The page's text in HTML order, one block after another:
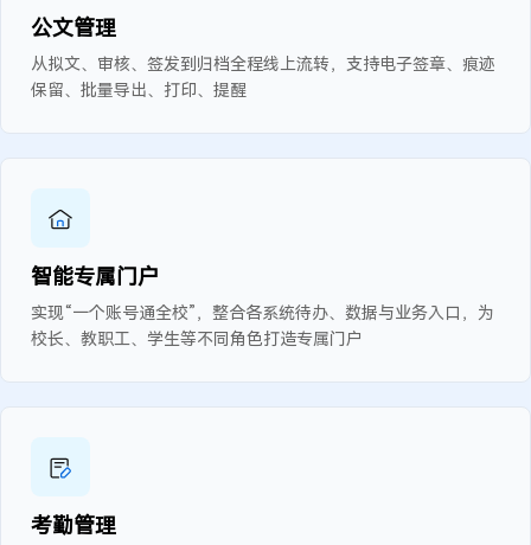
公文管理
从拟文、审核、签发到归档全程线上流转，支持电子签章、痕迹
保留、批量导出、打印、提醒
智能专属门户
实现“一个账号通全校”，整合各系统待办、数据与业务入口，为
校长、教职工、学生等不同角色打造专属门户
考勤管理